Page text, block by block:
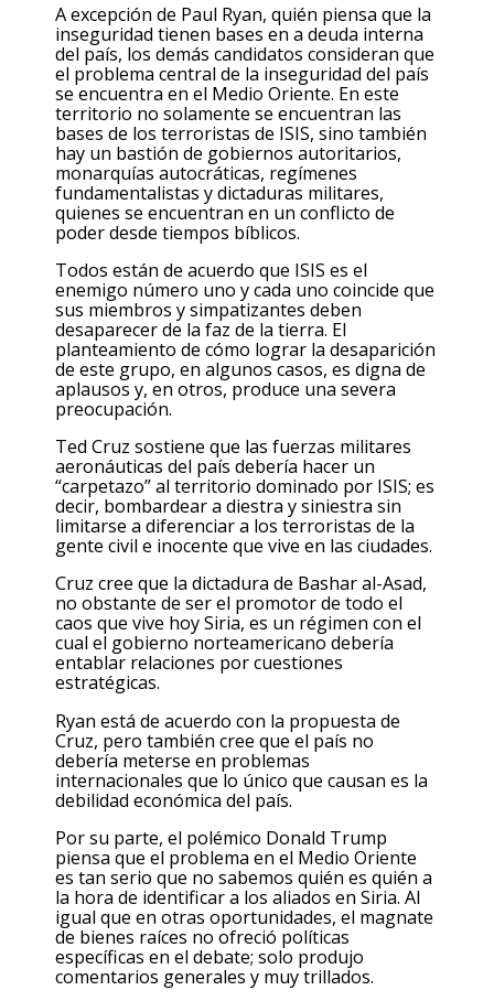
A excepción de Paul Ryan, quién piensa que la
inseguridad tienen bases en a deuda interna
del país, los demás candidatos consideran que
el problema central de la inseguridad del país
se encuentra en el Medio Oriente. En este
territorio no solamente se encuentran las
bases de los terroristas de ISIS, sino también
hay un bastión de gobiernos autoritarios,
monarquías autocráticas, regímenes
fundamentalistas y dictaduras militares,
quienes se encuentran en un conflicto de
poder desde tiempos bíblicos.
Todos están de acuerdo que ISIS es el
enemigo número uno y cada uno coincide que
sus miembros y simpatizantes deben
desaparecer de la faz de la tierra. El
planteamiento de cómo lograr la desaparición
de este grupo, en algunos casos, es digna de
aplausos y, en otros, produce una severa
preocupación.
Ted Cruz sostiene que las fuerzas militares
aeronáuticas del país debería hacer un
“carpetazo” al territorio dominado por ISIS; es
decir, bombardear a diestra y siniestra sin
limitarse a diferenciar a los terroristas de la
gente civil e inocente que vive en las ciudades.
Cruz cree que la dictadura de Bashar al-Asad,
no obstante de ser el promotor de todo el
caos que vive hoy Siria, es un régimen con el
cual el gobierno norteamericano debería
entablar relaciones por cuestiones
estratégicas.
Ryan está de acuerdo con la propuesta de
Cruz, pero también cree que el país no
debería meterse en problemas
internacionales que lo único que causan es la
debilidad económica del país.
Por su parte, el polémico Donald Trump
piensa que el problema en el Medio Oriente
es tan serio que no sabemos quién es quién a
la hora de identificar a los aliados en Siria. Al
igual que en otras oportunidades, el magnate
de bienes raíces no ofreció políticas
específicas en el debate; solo produjo
comentarios generales y muy trillados.